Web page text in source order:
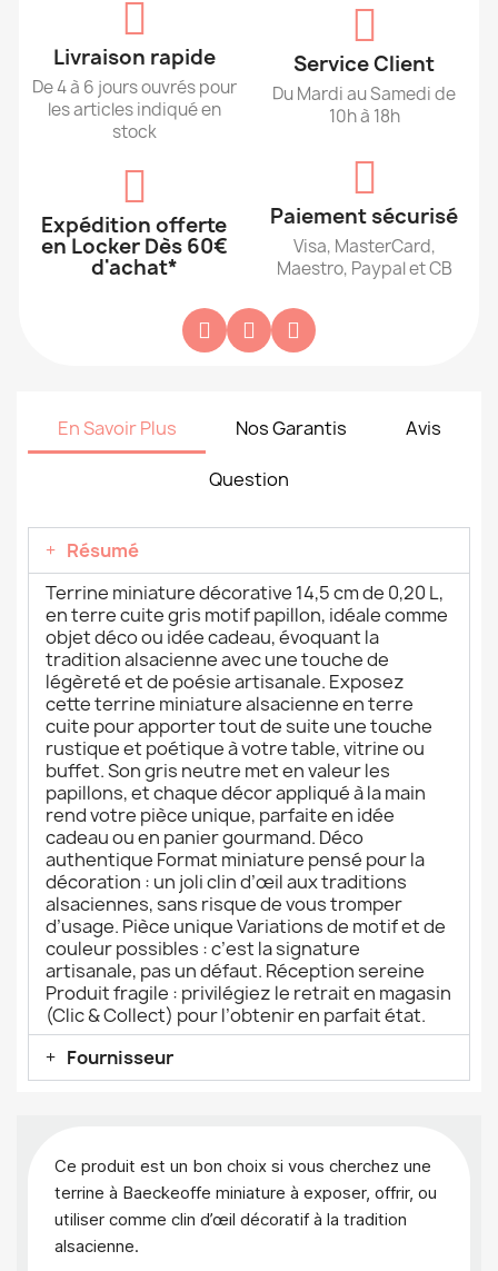
Livraison rapide
De 4 à 6 jours ouvrés pour
les articles indiqué en
stock
Expédition offerte
en Locker Dès 60€
d'achat*
Service Client
Du Mardi au Samedi de
10h à 18h
Paiement sécurisé
Visa, MasterCard,
Maestro, Paypal et CB
En Savoir Plus Nos Garantis Avis
Question
Résumé
Terrine miniature décorative 14,5 cm de 0,20 L,
en terre cuite gris motif papillon, idéale comme
objet déco ou idée cadeau, évoquant la
tradition alsacienne avec une touche de
légèreté et de poésie artisanale. Exposez
cette terrine miniature alsacienne en terre
cuite pour apporter tout de suite une touche
rustique et poétique à votre table, vitrine ou
buffet. Son gris neutre met en valeur les
papillons, et chaque décor appliqué à la main
rend votre pièce unique, parfaite en idée
cadeau ou en panier gourmand. Déco
authentique Format miniature pensé pour la
décoration : un joli clin d’œil aux traditions
alsaciennes, sans risque de vous tromper
d’usage. Pièce unique Variations de motif et de
couleur possibles : c’est la signature
artisanale, pas un défaut. Réception sereine
Produit fragile : privilégiez le retrait en magasin
(Clic & Collect) pour l’obtenir en parfait état.
Fournisseur
Ce produit est un bon choix si vous cherchez une
terrine à Baeckeoffe miniature à exposer, offrir, ou
utiliser comme clin d’œil décoratif à la tradition
alsacienne.